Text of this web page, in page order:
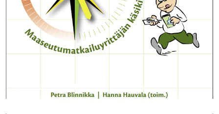
Maaseutumatkailuyrittäjän käsikirja